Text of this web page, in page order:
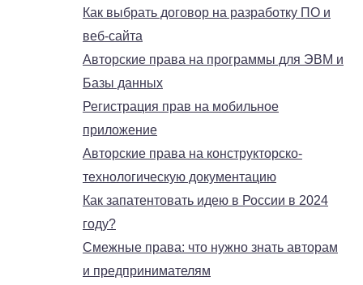
Как выбрать договор на разработку ПО и
веб-сайта
Авторские права на программы для ЭВМ и
Базы данных
Регистрация прав на мобильное
приложение
Авторские права на конструкторско-
технологическую документацию
Как запатентовать идею в России в 2024
году?
Смежные права: что нужно знать авторам
и предпринимателям